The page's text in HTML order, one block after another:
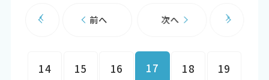
前へ
14 15 16 17 18 19
次へ